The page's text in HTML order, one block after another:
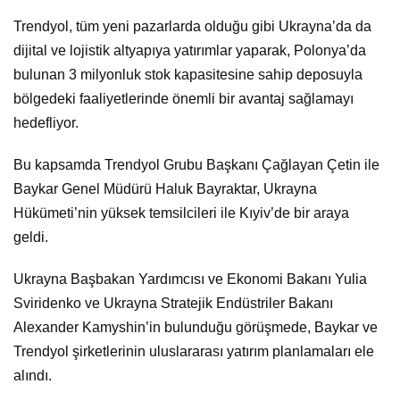
Trendyol, tüm yeni pazarlarda olduğu gibi Ukrayna’da da
dijital ve lojistik altyapıya yatırımlar yaparak, Polonya’da
bulunan 3 milyonluk stok kapasitesine sahip deposuyla
bölgedeki faaliyetlerinde önemli bir avantaj sağlamayı
hedefliyor.
Bu kapsamda Trendyol Grubu Başkanı Çağlayan Çetin ile
Baykar Genel Müdürü Haluk Bayraktar, Ukrayna
Hükümeti’nin yüksek temsilcileri ile Kıyiv’de bir araya
geldi.
Ukrayna Başbakan Yardımcısı ve Ekonomi Bakanı Yulia
Sviridenko ve Ukrayna Stratejik Endüstriler Bakanı
Alexander Kamyshin’in bulunduğu görüşmede, Baykar ve
Trendyol şirketlerinin uluslararası yatırım planlamaları ele
alındı.